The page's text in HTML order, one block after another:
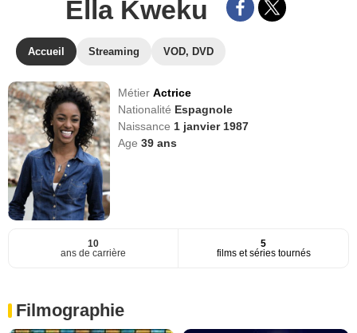
Ella Kweku
Accueil Streaming VOD, DVD
MétierActrice
Nationalité Espagnole
Naissance 1 janvier 1987
Age39 ans
10
ans de carrière
5
films et séries tournés
Filmographie